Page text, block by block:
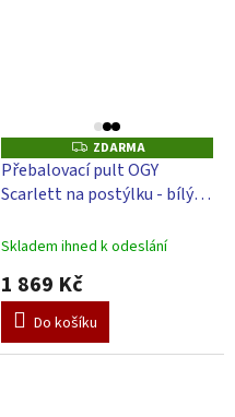
Z
D
A
R
M
ZDARMA
Přebalovací pult OGY
Scarlett na postýlku - bílý -
Hvězdička - Bílá
Skladem ihned k odeslání
1 869 Kč
Do košíku